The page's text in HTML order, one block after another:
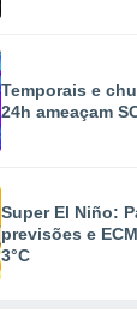
Temporais e
24h ameaçam
Super El Niño:
previsões e
3°C